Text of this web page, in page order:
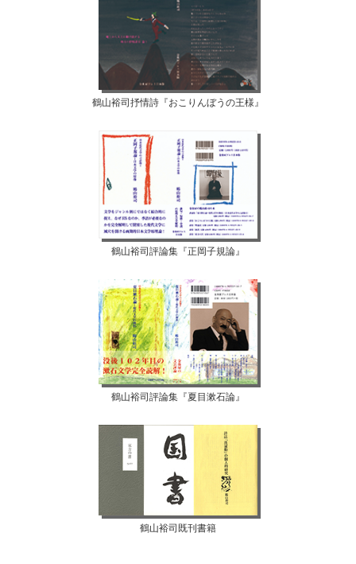
鶴山裕司抒情詩『おこりんぼうの王様』
鶴山裕司評論集『正岡子規論』
鶴山裕司評論集『夏目漱石論』
鶴山裕司既刊書籍